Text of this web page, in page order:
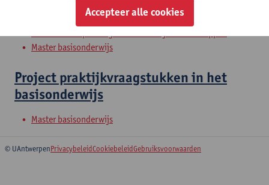
Master basisonderwijs
Project praktijkvraagstukken in het
basisonderwijs
Master basisonderwijs
© UAntwerpenPrivacybeleidCookiebeleidGebruiksvoorwaarden
Accepteer alle cookies